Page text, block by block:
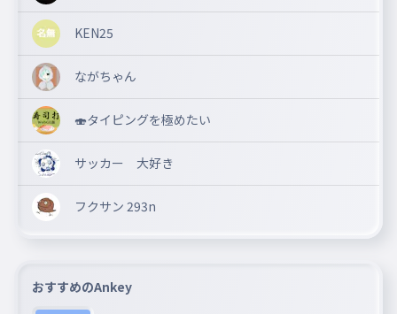
KEN25
ながちゃん
🍣タイピングを極めたい
サッカー 大好き
フクサン 293n
おすすめのAnkey